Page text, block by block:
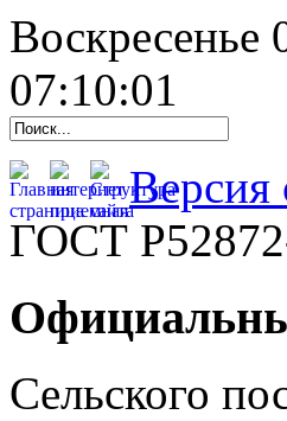
Воскресенье
07:10:02
Версия
ГОСТ
Сельского